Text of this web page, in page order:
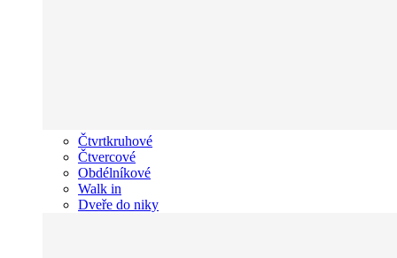
Čtvrtkruhové
Čtvercové
Obdélníkové
Walk in
Dveře do niky